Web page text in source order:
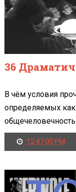
36
В чём условия
определяемых
12:47:00 PM